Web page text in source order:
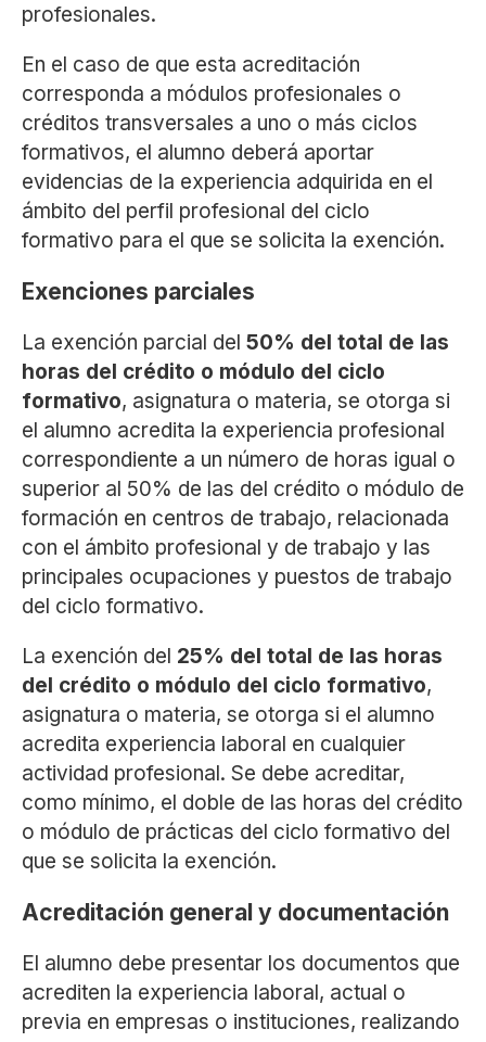
profesionales.
En el caso de que esta acreditación
corresponda a módulos profesionales o
créditos transversales a uno o más ciclos
formativos, el alumno deberá aportar
evidencias de la experiencia adquirida en el
ámbito del perfil profesional del ciclo
formativo para el que se solicita la exención.
Exenciones parciales
La exención parcial del 50% del total de las
horas del crédito o módulo del ciclo
formativo, asignatura o materia, se otorga si
el alumno acredita la experiencia profesional
correspondiente a un número de horas igual o
superior al 50% de las del crédito o módulo de
formación en centros de trabajo, relacionada
con el ámbito profesional y de trabajo y las
principales ocupaciones y puestos de trabajo
del ciclo formativo.
La exención del 25% del total de las horas
del crédito o módulo del ciclo formativo,
asignatura o materia, se otorga si el alumno
acredita experiencia laboral en cualquier
actividad profesional. Se debe acreditar,
como mínimo, el doble de las horas del crédito
o módulo de prácticas del ciclo formativo del
que se solicita la exención.
Acreditación general y documentación
El alumno debe presentar los documentos que
acrediten la experiencia laboral, actual o
previa en empresas o instituciones, realizando